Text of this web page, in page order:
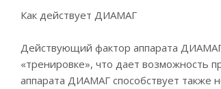
Как действует ДИАМАГ
Действующий фактор аппарата ДИАМАГ
«тренировке», что дает возможность
аппарата ДИАМАГ способствует также